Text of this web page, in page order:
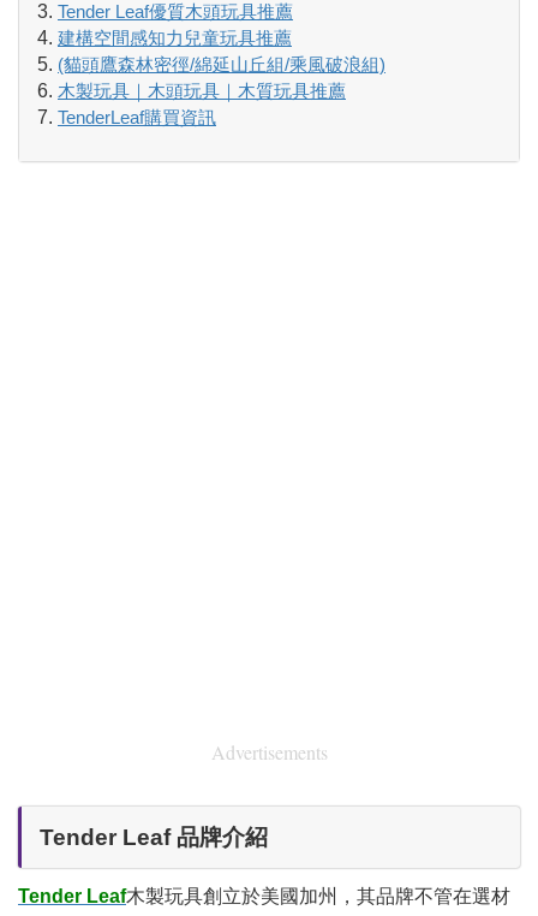
Tender Leaf優質木頭玩具推薦
建構空間感知力兒童玩具推薦
​(貓頭鷹森林密徑/綿延山丘組/乘風破浪組)
木製玩具｜木頭玩具｜木質玩具推薦
TenderLeaf購買資訊
Advertisements
Tender Leaf 品牌介紹
Tender Leaf木製玩具創立於美國加州，其品牌不管在選材